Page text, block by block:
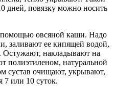
дней, повязку можно носить
овсяной каши. Надо
заливают ее кипящей водой,
Остужают, накладывают на
полиэтиленом, натуральной
сустав очищают, укрывают,
7 или 10 суток.